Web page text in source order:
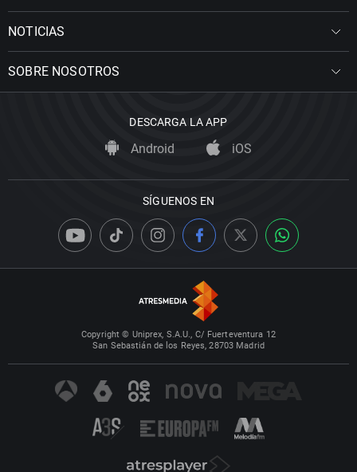
NOTICIAS
SOBRE NOSOTROS
DESCARGA LA APP
Android iOS
SÍGUENOS EN
Copyright © Uniprex, S.A.U., C/ Fuerteventura 12
San Sebastián de los Reyes, 28703 Madrid